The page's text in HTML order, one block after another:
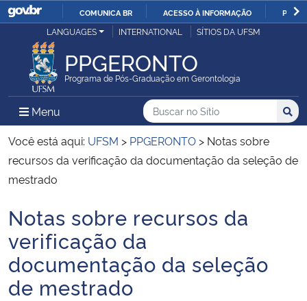
IR
O
COMUNICA BR ACESSO À INFORMAÇÃO
Ministério da Justiça e Segurança Pública
Ministério da Defesa
Ministério das Relações Exteriores
Ministério da Economia
Ministério da Infraestrutura
Ministério da Agricultura, Pecuária e Abastecimento
Ministério da Educação
LANGUAGES INTERNATIONAL SÍTIOS DA UFSM
PPGERONTO
Programa de Pós-Graduação em Gerontologia
Menu Menu Principal do Sítio
Busca
Buscar no no Sítio
Busca:
Você está aqui: UFSM > PPGERONTO > Notas sobre
recursos da verificação da documentação da seleção de
mestrado
Início do conteúdo
Notas sobre recursos da
verificação da
documentação da seleção
de mestrado